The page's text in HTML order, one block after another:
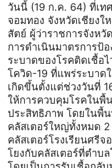
วันนี้ (19 ก.ค. 64) ที่เท
จอมทอง จังหวัดเชียง
สัตย์ ผู้ว่าราชการจังห
การดำเนินมาตรการป้
ระบาดของโรคติดเชื้อ
โควิด-19 ที่แพร่ระบาด
เกิดขึ้นตั้งแต่ช่วงวันที่
ให้การควบคุมโรคในพื้
ประสิทธิภาพ โดยในพื้
คลัสเตอร์ใหญ่ทั้งหมด
คลัสเตอร์โรงเรียนศรี
โยงกับคลัสเตอร์ที่ตำบ